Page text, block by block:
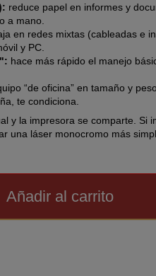
reduce papel en informes y
a mano.
en redes mixtas (cableadas e
y PC.
hace más rápido el manejo
“de oficina” en tamaño y
te condiciona.
y la impresora se comparte. Si
una láser monocromo más
Añadir al carrito